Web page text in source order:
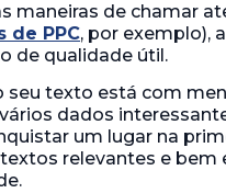
maneiras de chamar
de PPC, por exemplo),
de qualidade útil.
seu texto está com
dados
um lugar na
relevantes e bem